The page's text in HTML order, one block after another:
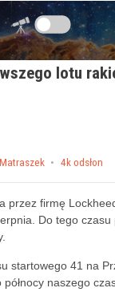
lotu
4k odsłon
przez firmę
Do tego czasu
startowego 41 na
północy naszego